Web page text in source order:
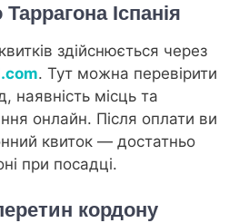
Іспанія
здійснюється через
. Тут можна перевірити
наявність місць та
онлайн. Після оплати ви
квиток — достатньо
при посадці.
кордону